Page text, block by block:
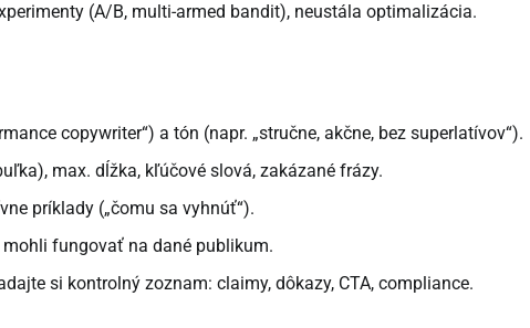
(A/B, multi-armed bandit), neustála optimalizácia.
copywriter“) a tón (napr. „stručne, akčne, bez superlatívov“).
max. dĺžka, kľúčové slová, zakázané frázy.
príklady („čomu sa vyhnúť“).
fungovať na dané publikum.
si kontrolný zoznam: claimy, dôkazy, CTA, compliance.